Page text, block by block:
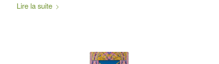
Lire la suite